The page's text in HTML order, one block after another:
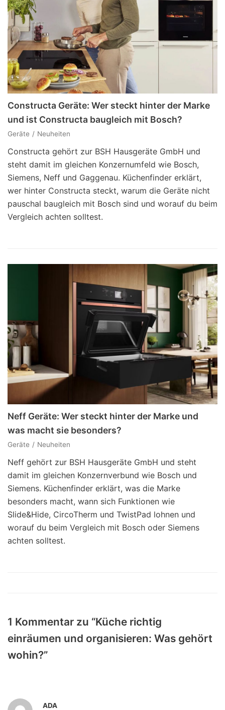
Constructa Geräte: Wer steckt hinter der Marke
und ist Constructa baugleich mit Bosch?
Geräte Neuheiten
Constructa gehört zur BSH Hausgeräte GmbH und
steht damit im gleichen Konzernumfeld wie Bosch,
Siemens, Neff und Gaggenau. Küchenfinder erklärt,
wer hinter Constructa steckt, warum die Geräte nicht
pauschal baugleich mit Bosch sind und worauf du beim
Vergleich achten solltest.
Neff Geräte: Wer steckt hinter der Marke und
was macht sie besonders?
Geräte Neuheiten
Neff gehört zur BSH Hausgeräte GmbH und steht
damit im gleichen Konzernverbund wie Bosch und
Siemens. Küchenfinder erklärt, was die Marke
besonders macht, wann sich Funktionen wie
Slide&Hide, CircoTherm und TwistPad lohnen und
worauf du beim Vergleich mit Bosch oder Siemens
achten solltest.
1 Kommentar zu “Küche richtig
einräumen und organisieren: Was gehört
wohin?”
ADA